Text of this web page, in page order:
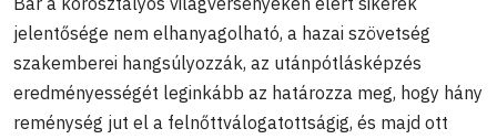
jelentősége nem elhanyagolható, a hazai szövetség
szakemberei hangsúlyozzák, az utánpótlásképzés
eredményességét leginkább az határozza meg, hogy hány
reménység jut el a felnőttválogatottságig, és majd ott